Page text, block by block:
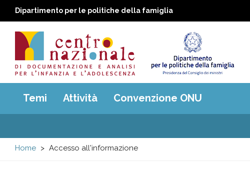
Dipartimento per le politiche della famiglia
Centro
nazionale
di
Main
menu
Temi Attività Convenzione ONU
Home Accesso all'informazione